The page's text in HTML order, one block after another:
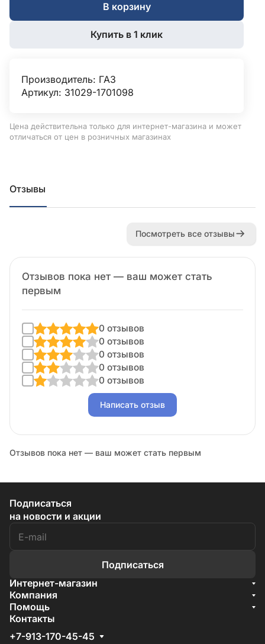
В корзину
Купить в 1 клик
Производитель: ГАЗ
Артикул: 31029-1701098
Цена действительна только для интернет-магазина и может
отличаться от цен в розничных магазинах
Отзывы
Посмотреть все отзывы
Отзывов пока нет — ваш может стать
первым
0 отзывов
0 отзывов
0 отзывов
0 отзывов
0 отзывов
Написать отзыв
Отзывов пока нет — ваш может стать первым
Подписаться
на новости и акции
Подписаться
Интернет-магазин
Акции
Бренды
Компания
О компании
Документы
Условия поставки
Помощь
Условия доставки
Способы оплаты
Контакты
+7-913-170-45-45